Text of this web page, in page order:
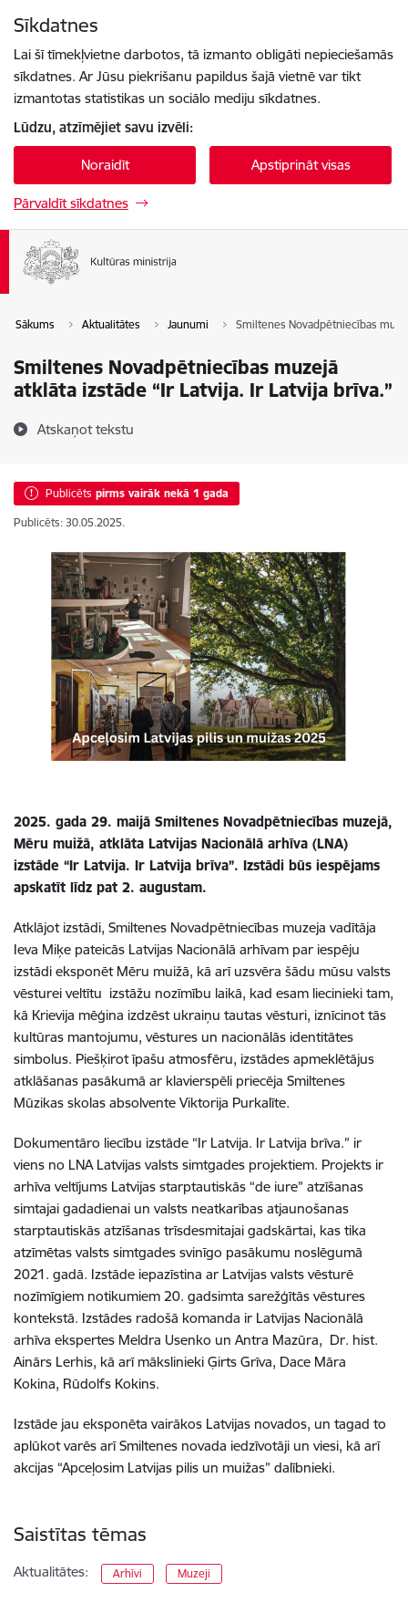
Sīkdatnes
Lai šī tīmekļvietne darbotos, tā izmanto obligāti nepieciešamās
sīkdatnes. Ar Jūsu piekrišanu papildus šajā vietnē var tikt
izmantotas statistikas un sociālo mediju sīkdatnes.
Lūdzu, atzīmējiet savu izvēli:
Noraidīt Apstiprināt visas
Pārvaldīt sīkdatnes
Sākums Aktualitātes Jaunumi Smiltenes Novadpētniecības
Smiltenes Novadpētniecības muzejā
atklāta izstāde “Ir Latvija. Ir Latvija brīva.”
Atskaņot tekstu
Publicēts pirms vairāk nekā 1 gada
Publicēts: 30.05.2025.
2025. gada 29. maijā Smiltenes Novadpētniecības muzejā,
Mēru muižā, atklāta Latvijas Nacionālā arhīva (LNA)
izstāde “Ir Latvija. Ir Latvija brīva”. Izstādi būs iespējams
apskatīt līdz pat 2. augustam.
Atklājot izstādi, Smiltenes Novadpētniecības muzeja vadītāja
Ieva Miķe pateicās Latvijas Nacionālā arhīvam par iespēju
izstādi eksponēt Mēru muižā, kā arī uzsvēra šādu mūsu valsts
vēsturei veltītu izstāžu nozīmību laikā, kad esam liecinieki tam,
kā Krievija mēģina izdzēst ukraiņu tautas vēsturi, iznīcinot tās
kultūras mantojumu, vēstures un nacionālās identitātes
simbolus. Piešķirot īpašu atmosfēru, izstādes apmeklētājus
atklāšanas pasākumā ar klavierspēli priecēja Smiltenes
Mūzikas skolas absolvente Viktorija Purkalīte.
Dokumentāro liecību izstāde “Ir Latvija. Ir Latvija brīva.” ir
viens no LNA Latvijas valsts simtgades projektiem. Projekts ir
arhīva veltījums Latvijas starptautiskās “de iure” atzīšanas
simtajai gadadienai un valsts neatkarības atjaunošanas
starptautiskās atzīšanas trīsdesmitajai gadskārtai, kas tika
atzīmētas valsts simtgades svinīgo pasākumu noslēgumā
2021. gadā. Izstāde iepazīstina ar Latvijas valsts vēsturē
nozīmīgiem notikumiem 20. gadsimta sarežģītās vēstures
kontekstā. Izstādes radošā komanda ir Latvijas Nacionālā
arhīva ekspertes Meldra Usenko un Antra Mazūra, Dr. hist.
Ainārs Lerhis, kā arī mākslinieki Ģirts Grīva, Dace Māra
Kokina, Rūdolfs Kokins.
Izstāde jau eksponēta vairākos Latvijas novados, un tagad to
aplūkot varēs arī Smiltenes novada iedzīvotāji un viesi, kā arī
akcijas “Apceļosim Latvijas pilis un muižas” dalībnieki.
Saistītas tēmas
Aktualitātes: Arhīvi Muzeji